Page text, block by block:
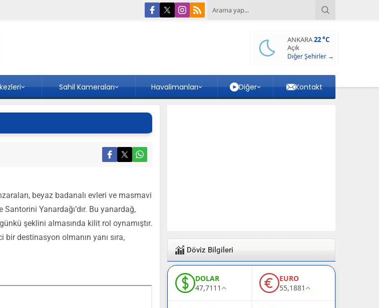
ANKARA22 °C
Açık
Diğer Şehirler →
Sahil Kameraları Havalimanları Diğer Kontakt
beyaz badanalı evleri ve masmavi
Yanardağı’dır. Bu yanardağ,
şeklini almasında kilit rol oynamıştır.
destinasyon olmanın yanı sıra,
Döviz Bilgileri
DOLAR
47,7111
EURO
55,1881